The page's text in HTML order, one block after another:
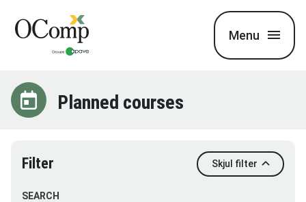
Menu
Planned courses
Filter Skjul filter
SEARCH